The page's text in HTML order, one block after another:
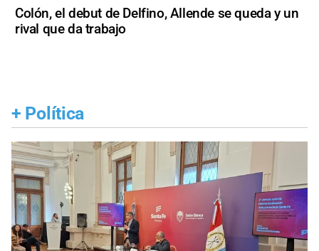
Colón, el debut de Delfino, Allende se queda y un
rival que da trabajo
+ Política